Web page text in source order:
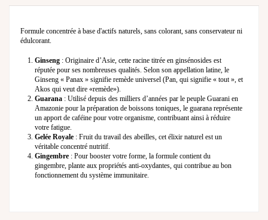
Formule concentrée à base d'actifs naturels, sans colorant, sans conservateur ni
édulcorant.
Ginseng : Originaire d’Asie, cette racine titrée en ginsénosides est
réputée pour ses nombreuses qualités. Selon son appellation latine, le
Ginseng « Panax » signifie remède universel (Pan, qui signifie « tout », et
Akos qui veut dire «remède»).
Guarana : Utilisé depuis des milliers d’années par le peuple Guarani en
Amazonie pour la préparation de boissons toniques, le guarana représente
un apport de caféine pour votre organisme, contribuant ainsi à réduire
votre fatigue.
Gelée Royale : Fruit du travail des abeilles, cet élixir naturel est un
véritable concentré nutritif.
Gingembre : Pour booster votre forme, la formule contient du
gingembre, plante aux propriétés anti-oxydantes, qui contribue au bon
fonctionnement du système immunitaire.